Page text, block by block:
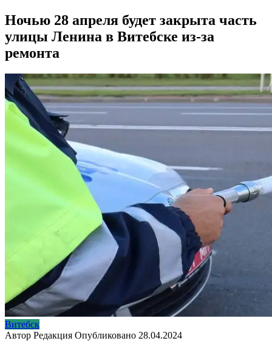
Ночью 28 апреля будет закрыта часть
улицы Ленина в Витебске из-за
ремонта
Витебск
Автор Редакция Опубликовано 28.04.2024